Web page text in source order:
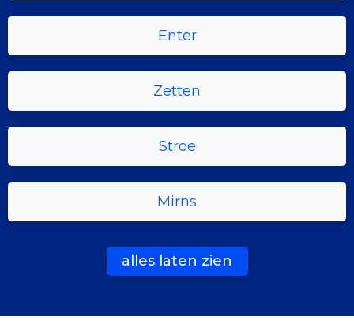
Enter
Zetten
Stroe
Mirns
alles laten zien